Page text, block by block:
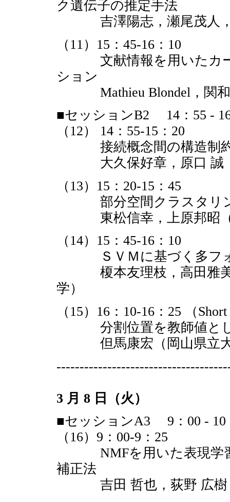
ク遺伝子の推定手法
吉澤陽志，瀬尾茂人，
（11）15：45-16：10
文献情報を用いたカー
ション
Mathieu Blondel，関和
■セッションB2 14：55 -
（12） 14：55-15：20
接続概念間の構造制約
大久保好章，原口 誠（
（13）15：20-15：45
部分空間クラスタリン
東松信幸，上原邦昭（
（14）15：45-16：10
ＳＶＭに基づく多フォ
榎本友理枝，高田雅美
学）
（15）16：10-16：25 （
分割位置を教師値とし
但馬康宏（岡山県立
3 月 8 日（火）
■セッションA3 9：00 - 10
（16）9：00-9：25
NMFを用いた表現学習
補正法
吉田 哲也，荻野 広樹